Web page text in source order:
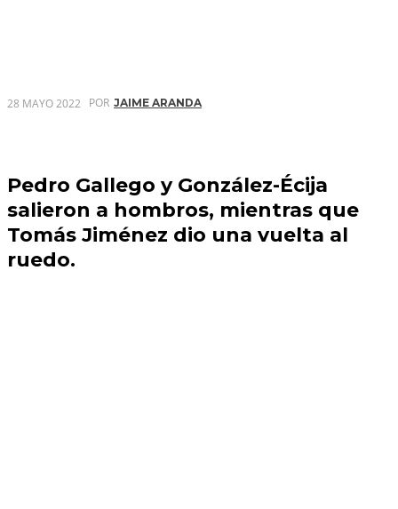
28 MAYO 2022 POR JAIME ARANDA
Pedro Gallego y González-Écija
salieron a hombros, mientras que
Tomás Jiménez dio una vuelta al
ruedo.